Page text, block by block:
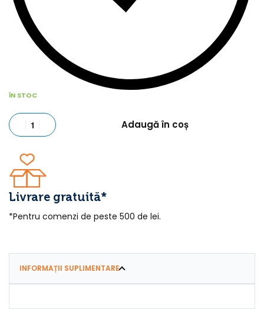
ÎN STOC
Adaugă în coș
Livrare gratuită*
*Pentru comenzi de peste 500 de lei.
INFORMAȚII SUPLIMENTARE